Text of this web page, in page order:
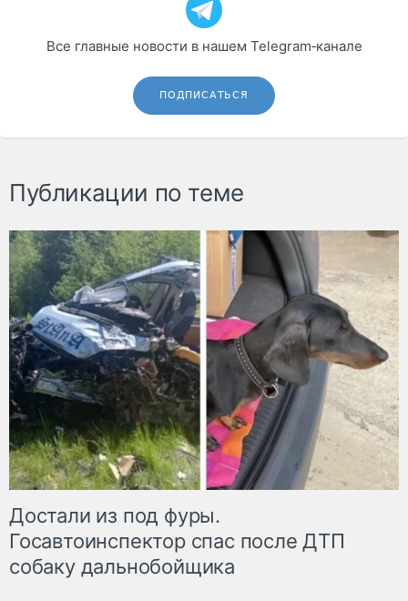
Все главные новости в нашем Telegram‑канале
ПОДПИСАТЬСЯ
Публикации по теме
Достали из под фуры.
Госавтоинспектор спас после ДТП
собаку дальнобойщика